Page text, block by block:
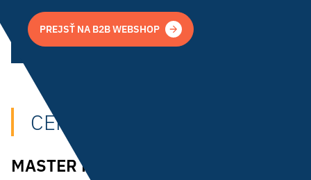
PREJSŤ NA B2B WEBSHOP
CENTRÁLNE
MASTER PLAST s.r.o.